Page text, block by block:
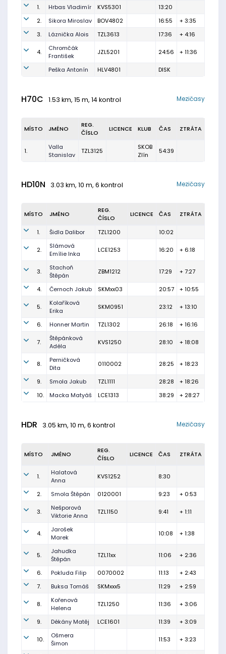
1. Hrbas Vladimír KVS5301
13:20
2.
Sikora Miroslav BOV4802 16:55
+ 3:35
3.
Láznička Alois TZL3613 17:36 + 4:16
4.
Chromčák
František
JZL5201 24:56 + 11:36
Peška Antonín HLV4801 DISK
H70C 1.53 km, 15 m, 14 kontrol Mezičasy
MÍSTO JMÉNO
REG.
ČÍSLO
LICENCE KLUB ČAS ZTRÁTA
1.
Valla
Stanislav
TZL3125
SKOB
Zlín
54:39
HD10N 3.03 km, 10 m, 6 kontrol Mezičasy
MÍSTO JMÉNO
REG.
ČÍSLO
LICENCE ČAS ZTRÁTA
1. Šidla Dalibor TZL1200 10:02
2.
Slámová
Emílie Inka
LCE1253 16:20 + 6:18
3.
Stachoň
Štěpán
ZBM1212 17:29 + 7:27
4. Černoch Jakub SKMxx03 20:57 + 10:55
5.
Kolaříková
Erika
SKM0951 23:12 + 13:10
6. Honner Martin TZL1302 26:18 + 16:16
7.
Štěpánková
Adéla
KVS1250 28:10 + 18:08
8.
Perničková
Dita
0110002 28:25 + 18:23
9. Smola Jakub TZL1111 28:28
+ 18:26
10.
Macka Matyáš LCE1313 38:29 + 28:27
HDR 3.05 km, 10 m, 6 kontrol Mezičasy
MÍSTO JMÉNO
REG.
ČÍSLO
LICENCE ČAS ZTRÁTA
1.
Halatová
Anna
KVS1252 8:30
2. Smola Štěpán 0120001 9:23 + 0:53
3.
Nešporová
Viktorie Anna
TZL1150 9:41 + 1:11
4.
Jarošek
Marek
10:08 + 1:38
5.
Jahudka
Štěpán
TZL11xx 11:06 + 2:36
6. Pokluda Filip 0070002 11:13
+ 2:43
7.
Buksa Tomáš SKMxxx5 11:29 + 2:59
8.
Kořenová
Helena
TZL1250 11:36 + 3:06
9. Dékány Matěj LCE1601 11:39 + 3:09
10.
Ošmera
Šimon
11:53 + 3:23